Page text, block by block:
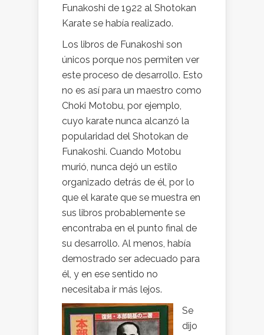
Funakoshi de 1922 al Shotokan
Karate se había realizado.
Los libros de Funakoshi son
únicos porque nos permiten ver
este proceso de desarrollo. Esto
no es así para un maestro como
Choki Motobu, por ejemplo,
cuyo karate nunca alcanzó la
popularidad del Shotokan de
Funakoshi. Cuando Motobu
murió, nunca dejó un estilo
organizado detrás de él, por lo
que el karate que se muestra en
sus libros probablemente se
encontraba en el punto final de
su desarrollo. Al menos, había
demostrado ser adecuado para
él, y en ese sentido no
necesitaba ir más lejos.
Se
dijo